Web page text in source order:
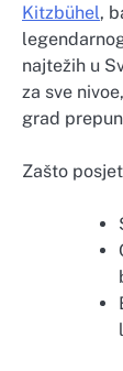
Kitzbühel,
najtežih u
za sve
grad
Zašto